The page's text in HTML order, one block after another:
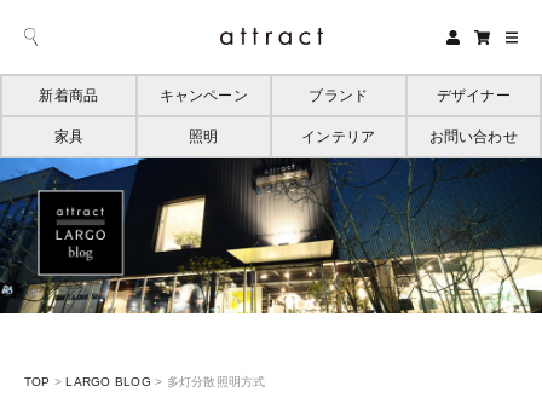
新着商品 キャンペーン ブランド デザイナー
家具 照明 インテリア お問い合わせ
TOP > LARGO BLOG > 多灯分散照明方式